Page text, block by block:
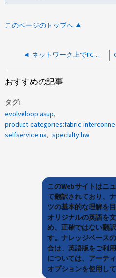
このページのトップへ
ネットワーク上でFCスイッチにアクセスできないため、FHMスイッチの性能が低下しました
おすすめの記事
タグ
evolveloop:asup
selfservice:na
specialty:hw
このWebサイトはニ
て翻訳されており、
ツの基本的な理解を
オリジナルの英語を
め、正確ではない翻
す。ナレッジベース
合は、英語版をご利
については、アーテ
オプションを使用し